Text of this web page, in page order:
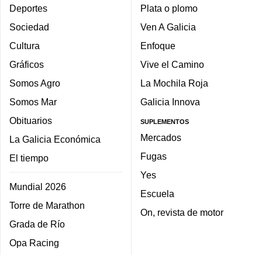
Deportes
Sociedad
Cultura
Gráficos
Somos Agro
Somos Mar
Obituarios
La Galicia Económica
El tiempo
Mundial 2026
Torre de Marathon
Grada de Río
Opa Racing
Plata o plomo
Ven A Galicia
Enfoque
Vive el Camino
La Mochila Roja
Galicia Innova
SUPLEMENTOS
Mercados
Fugas
Yes
Escuela
On, revista de motor